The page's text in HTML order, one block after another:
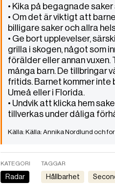
• Kika på begagnade
• Om det är viktigt att
billigare saker och allra
• Ge bort upplevelser,
grilla i skogen, något som
förälder eller annan
många barn. De tillbringar
fritids. Barnet kommer inte
Umeå eller i Florida.
• Undvik att klicka hem
tillverkas under dåliga
Källa: Annika Nordlund och
KATEGORI
Radar
TAGGAR
Hållbarhet